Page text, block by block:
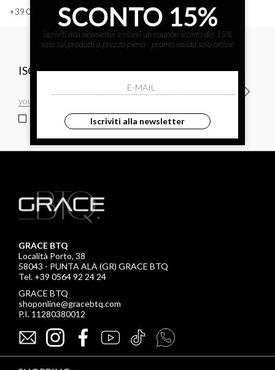
+39 0564 92 24 24
ISCRIVITI ALLA NEWSLETTER
ho letto ed accettato le condizioni sulla privacy.
GRACE BTQ
Località Porto, 38
58043 - PUNTA ALA (GR) GRACE BTQ
Tel. +39 0564 92 24 24
GRACE BTQ
shoponline@gracebtq.com
P.I. 11280380012
SCONTO 15%
iscriviti alla newsletter e ricevi un coupon sconto del 15%
solo sui prodotti a prezzo pieno - promo valida solo online
Iscriviti alla newsletter